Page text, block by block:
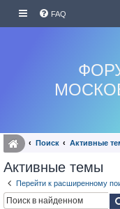
FAQ
Поиск Активные
Активные темы
Перейти к расширенному